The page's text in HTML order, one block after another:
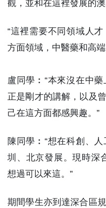
觀，並和在這裡發展的澳
“這裡需要不同領域人
方面領域，中醫藥和高
盧同學︰“本來沒在中
正是剛才的講解，以及
己在這方面都感興趣。”
陳同學︰“想在科創、
圳、北京發展。現時深
想過可以來這。”
期間學生亦到達深合區